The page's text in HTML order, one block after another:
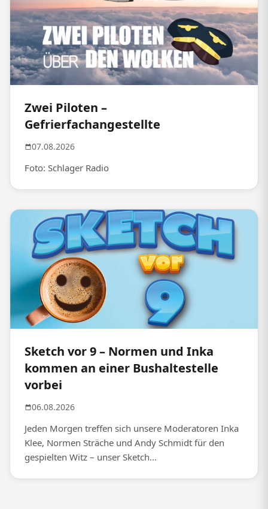
Zwei Piloten –
Gefrierfachangestellte
07.08.2026
Foto: Schlager Radio
Sketch vor 9 – Normen und Inka
kommen an einer Bushaltestelle
vorbei
06.08.2026
Jeden Morgen treffen sich unsere Moderatoren Inka
Klee, Normen Sträche und Andy Schmidt für den
gespielten Witz – unser Sketch...